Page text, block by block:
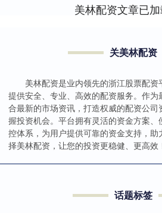
美林配资文章已
关美林配资
美林配资是业内领先的浙江股票配
提供安全、专业、高效的配资服务。作
合最新的市场资讯，打造权威的配资公
握投资机会。平台拥有灵活的资金方案
控体系，为用户提供可靠的资金支持，
择美林配资，让您的投资更稳健、更高效
话题标签